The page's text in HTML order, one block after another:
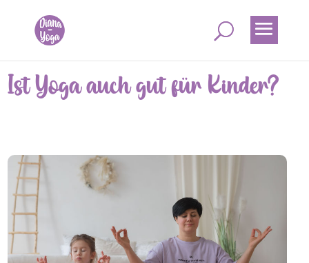
Ist Yoga auch gut für Kinder?